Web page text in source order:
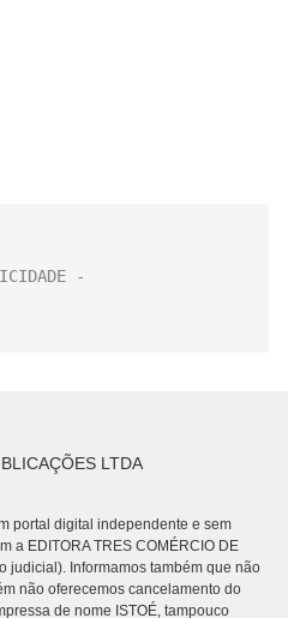
LTDA
portal digital independente e sem
a EDITORA TRES COMÉRCIO DE
judicial). Informamos também que não
não oferecemos cancelamento do
de nome ISTOÉ, tampouco